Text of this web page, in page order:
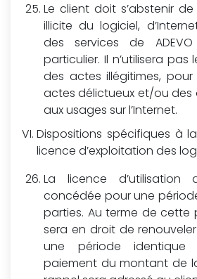
Le client doit s’abstenir
illicite du logiciel,
des services de ADEVO
particulier. Il n’utilisera pas
des actes illégitimes,
actes délictueux et/ou des
aux usages sur l’Internet.
Dispositions spécifiques à
licence d’exploitation des
La licence d’utilisation
concédée pour une
parties. Au terme de cette
sera en droit de
une période identique
paiement du montant de